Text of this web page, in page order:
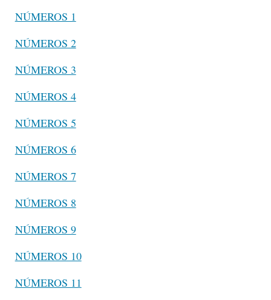
NÚMEROS 1
NÚMEROS 2
NÚMEROS 3
NÚMEROS 4
NÚMEROS 5
NÚMEROS 6
NÚMEROS 7
NÚMEROS 8
NÚMEROS 9
NÚMEROS 10
NÚMEROS 11